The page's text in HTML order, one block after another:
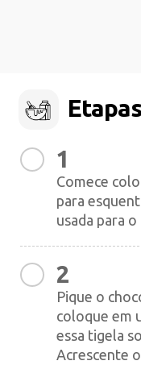
1
Comece
para
usada para
2
Pique o
coloque em
essa tigela
Acrescente